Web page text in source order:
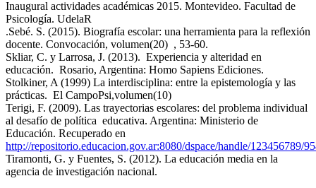
Inaugural actividades académicas 2015. Montevideo. Facultad de
Psicología. UdelaR
.Sebé. S. (2015). Biografía escolar: una herramienta para la reflexión
docente. Convocación, volumen(20) ​ , 53-60.
Skliar, C. y Larrosa, J. (2013). ​ Experiencia y alteridad en
educación. ​ Rosario, Argentina: Homo Sapiens Ediciones.
Stolkiner, A (1999) La interdisciplina: entre la epistemología y las
prácticas. ​ El CampoPsi,volumen(10)
Terigi, F. (2009). Las trayectorias escolares: del problema individual
al desafío de política educativa. Argentina: Ministerio de
Educación. Recuperado en
http://repositorio.educacion.gov.ar:8080/dspace/handle/123456789/
Tiramonti, G. y Fuentes, S. (2012). La educación media en la
agencia de investigación nacional.